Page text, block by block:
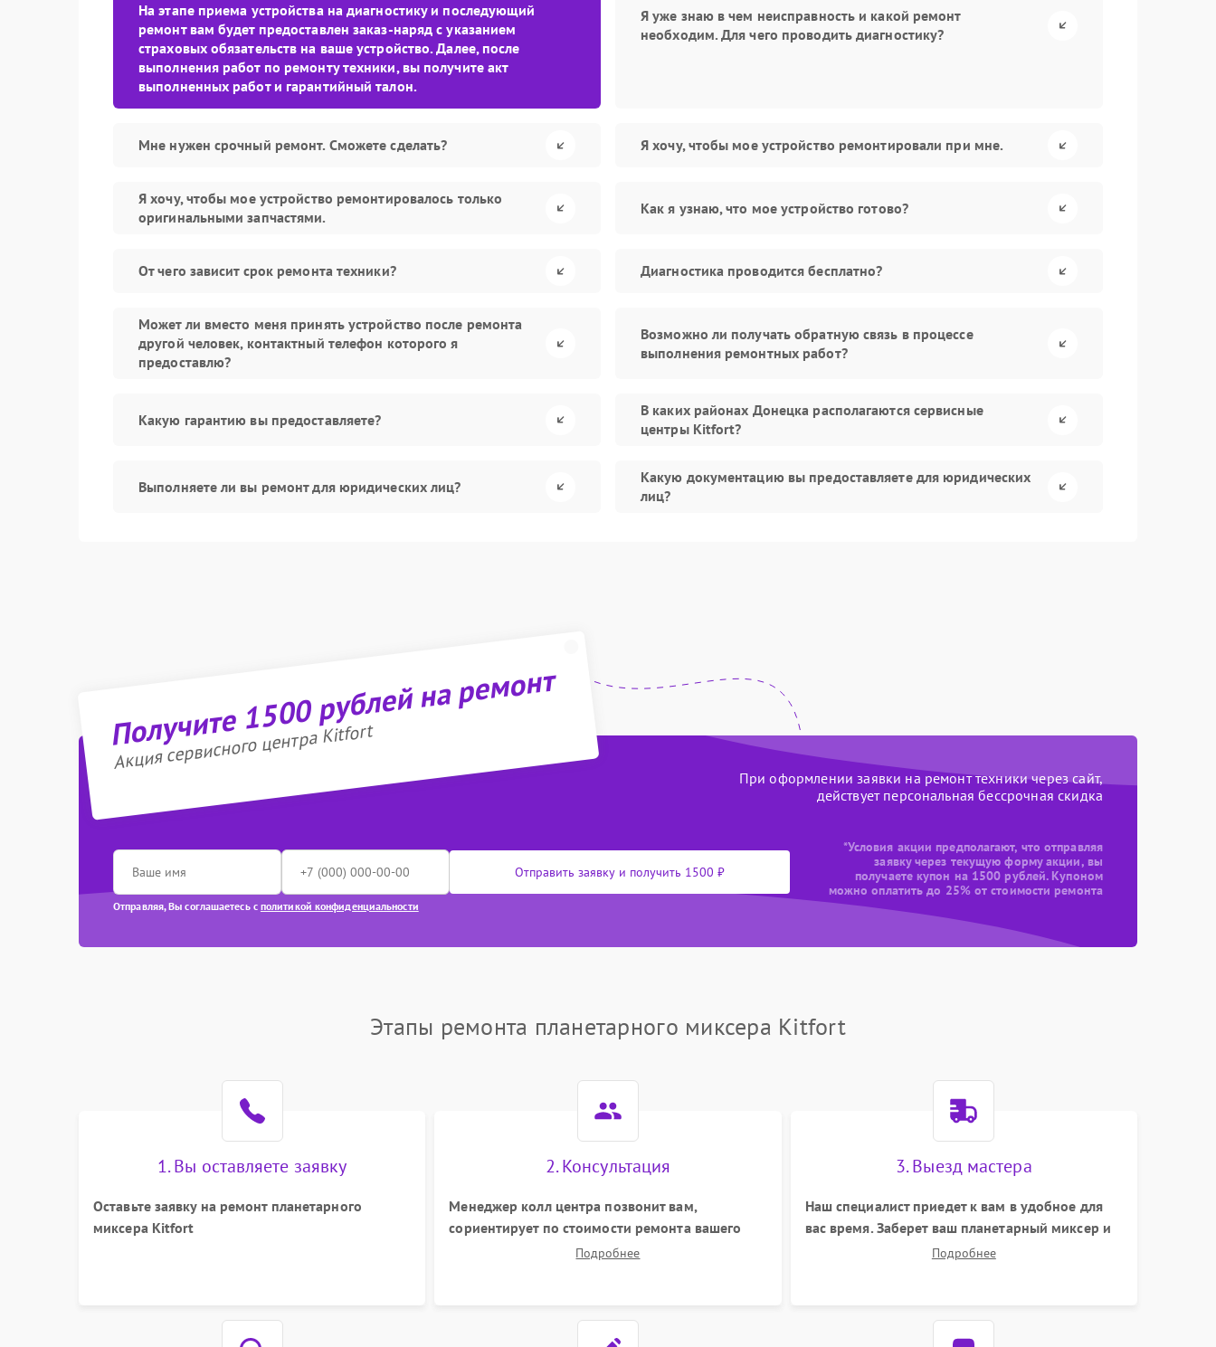
На этапе приема устройства на диагностику и последующий
ремонт вам будет предоставлен заказ-наряд с указанием
страховых обязательств на ваше устройство. Далее, после
выполнения работ по ремонту техники, вы получите акт
выполненных работ и гарантийный талон.
Я уже знаю в чем неисправность и какой ремонт
необходим. Для чего проводить диагностику?
Мне нужен срочный ремонт. Сможете сделать? Я хочу, чтобы мое устройство ремонтировали при мне.
Я хочу, чтобы мое устройство ремонтировалось только
оригинальными запчастями.
Как я узнаю, что мое устройство готово?
От чего зависит срок ремонта техники? Диагностика проводится бесплатно?
Может ли вместо меня принять устройство после ремонта
другой человек, контактный телефон которого я
предоставлю?
Возможно ли получать обратную связь в процессе
выполнения ремонтных работ?
Какую гарантию вы предоставляете?
В каких районах Донецка располагаются сервисные
центры Kitfort?
Выполняете ли вы ремонт для юридических лиц?
Какую документацию вы предоставляете для юридических
лиц?
Получите 1500 рублей на ремонт
Акция сервисного центра Kitfort
При оформлении заявки на ремонт техники через сайт,
действует персональная бессрочная скидка
Отправить заявку и получить 1500 ₽
Отправляя, Вы соглашаетесь с политикой конфиденциальности
*Условия акции предполагают, что отправляя
заявку через текущую форму акции, вы
получаете купон на 1500 рублей. Купоном
можно оплатить до 25% от стоимости ремонта
Этапы ремонта планетарного миксера Kitfort
1. Вы оставляете заявку
Оставьте заявку на ремонт планетарного
миксера Kitfort
2. Консультация
Менеджер колл центра позвонит вам,
сориентирует по стоимости ремонта вашего
планетарного миксера а также ответит на все
Подробнее
3. Выезд мастера
Наш специалист приедет к вам в удобное для
вас время. Заберет ваш планетарный миксер и
привезет на склад для диагностики.
Подробнее